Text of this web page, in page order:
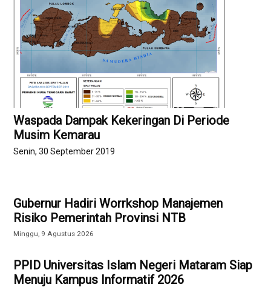
Waspada Dampak Kekeringan Di Periode
Musim Kemarau
Senin, 30 September 2019
Gubernur Hadiri Worrkshop Manajemen
Risiko Pemerintah Provinsi NTB
Minggu, 9 Agustus 2026
PPID Universitas Islam Negeri Mataram Siap
Menuju Kampus Informatif 2026